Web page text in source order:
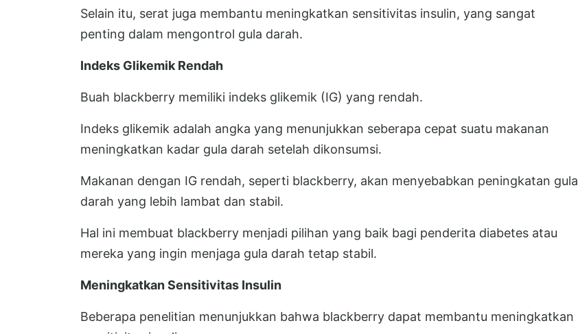
Selain itu, serat juga membantu meningkatkan sensitivitas insulin, yang sangat
penting dalam mengontrol gula darah.
Indeks Glikemik Rendah
Buah blackberry memiliki indeks glikemik (IG) yang rendah.
Indeks glikemik adalah angka yang menunjukkan seberapa cepat suatu makanan
meningkatkan kadar gula darah setelah dikonsumsi.
Makanan dengan IG rendah, seperti blackberry, akan menyebabkan peningkatan gula
darah yang lebih lambat dan stabil.
Hal ini membuat blackberry menjadi pilihan yang baik bagi penderita diabetes atau
mereka yang ingin menjaga gula darah tetap stabil.
Meningkatkan Sensitivitas Insulin
Beberapa penelitian menunjukkan bahwa blackberry dapat membantu meningkatkan